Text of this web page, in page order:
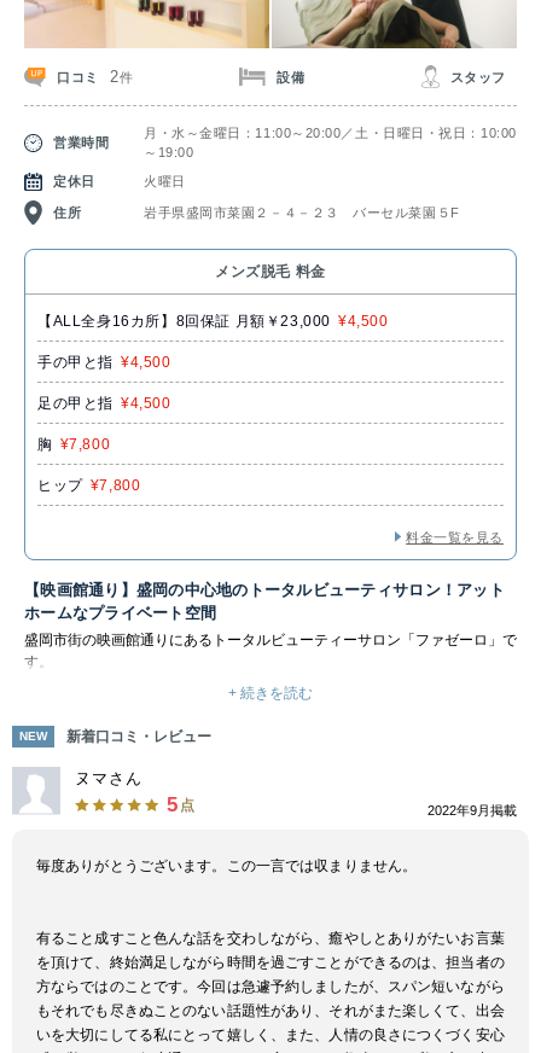
口コミ 2件 設備 スタッフ
営業時間
月・水～金曜日：11:00～20:00／土・日曜日・祝日：10:00
～19:00
定休日
火曜日
住所 岩手県盛岡市菜園２－４－２３ バーセル菜園５F
メンズ脱毛 料金
【ALL全身16カ所】8回保証 月額￥23,000 ¥4,500
手の甲と指 ¥4,500
足の甲と指 ¥4,500
胸 ¥7,800
ヒップ ¥7,800
料金一覧を見る
【映画館通り】盛岡の中心地のトータルビューティサロン！アット
ホームなプライベート空間
盛岡市街の映画館通りにあるトータルビューティーサロン「ファゼーロ」で
す。
メンズ脱毛メニューも充実しており、VIOを除く身体全体の脱毛を受けるこ
とが出来ます。最新式脱毛機で肌を徹底サポートしてくれるので、結果重視
の方はもちろん、痛みが少なく脱毛の効果を実感できます。
業界歴の長い施術師がお悩みに寄り添ったカウンセリングからスピーディー
×丁寧な施術で信頼度抜群！初めてのサロン通いでも不安なく施術を受けら
れるので、メンズ脱毛初心者の方にもおすすめです。
+ 続きを読む
NEW 新着口コミ・レビュー
ヌマさん
5 点 2022年9月掲載
毎度ありがとうございます。この一言では収まりません。
有ること成すこと色んな話を交わしながら、癒やしとありがたいお言葉
を頂けて、終始満足しながら時間を過ごすことができるのは、担当者の
方ならではのことです。今回は急遽予約しましたが、スパン短いながら
もそれでも尽きぬことのない話題性があり、それがまた楽しくて、出会
いを大切にしてる私にとって嬉しく、また、人情の良さにつくづく安心